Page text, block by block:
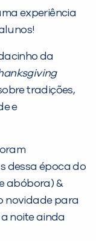
experiência
da
tradições,
e
dessa época do
abóbora) &
novidade para
noite ainda
unidade
que